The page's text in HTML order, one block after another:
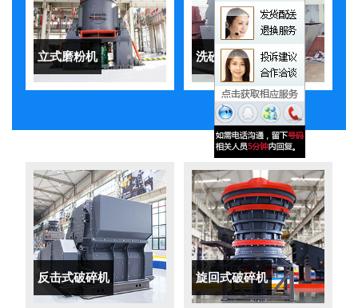
立式磨粉机 洗砂机
反击式破碎机 旋回式破碎机